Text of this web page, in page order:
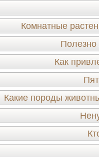
Комнатные
Полезно
Как
Какие породы